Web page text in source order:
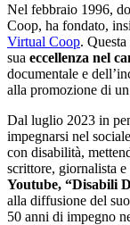
Nel febbraio 1996,
Coop, ha fondato,
Virtual Coop.
sua eccellenza nel
documentale e
alla promozione di un
Dal luglio 2023 in
impegnarsi nel
con disabilità,
scrittore, giornalista
Youtube, “Disabili
alla diffusione del
50 anni di impegno